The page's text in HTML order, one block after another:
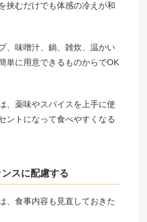
挟むだけでも体感の冷えが和
、味噌汁、鍋、雑炊、温かい
単に用意できるものからでOK
、薬味やスパイスを上手に使
ントになって食べやすくなる
スに配慮する
、食事内容も見直しておきた